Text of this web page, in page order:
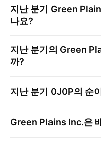
지난 분기 Green
나요?
지난 분기의 Green
까?
지난 분기 0J0P의 순
Green Plains Inc.은